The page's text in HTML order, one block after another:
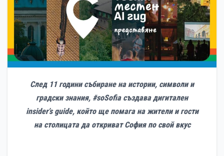
След 11 години събиране на истории, символи и
градски знания, #soSofia създава дигитален
insider’s guide, който ще помага на жители и гости
на столицата да откриват София по свой вкус